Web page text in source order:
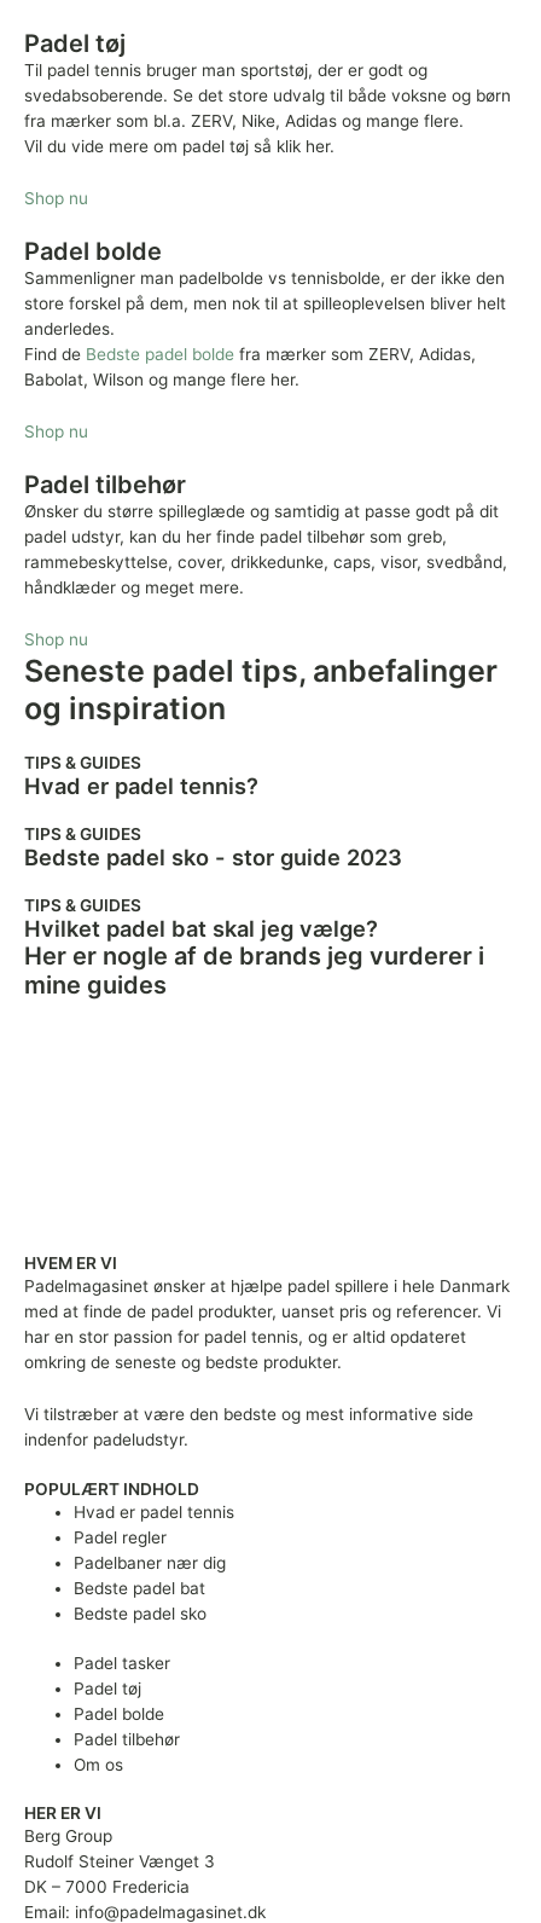
Padel tøj
Til padel tennis bruger man sportstøj, der er godt og
svedabsoberende. Se det store udvalg til både voksne og børn
fra mærker som bl.a. ZERV, Nike, Adidas og mange flere.
Vil du vide mere om padel tøj så klik her.
Shop nu
Padel bolde
Sammenligner man padelbolde vs tennisbolde, er der ikke den
store forskel på dem, men nok til at spilleoplevelsen bliver helt
anderledes.
Find de Bedste padel bolde fra mærker som ZERV, Adidas,
Babolat, Wilson og mange flere her.
Shop nu
Padel tilbehør
Ønsker du større spilleglæde og samtidig at passe godt på dit
padel udstyr, kan du her finde padel tilbehør som greb,
rammebeskyttelse, cover, drikkedunke, caps, visor, svedbånd,
håndklæder og meget mere.
Shop nu
Seneste padel tips, anbefalinger
og inspiration
TIPS & GUIDES
Hvad er padel tennis?
TIPS & GUIDES
Bedste padel sko - stor guide 2023
TIPS & GUIDES
Hvilket padel bat skal jeg vælge?
Her er nogle af de brands jeg vurderer i
mine guides
HVEM ER VI
Padelmagasinet ønsker at hjælpe padel spillere i hele Danmark
med at finde de padel produkter, uanset pris og referencer. Vi
har en stor passion for padel tennis, og er altid opdateret
omkring de seneste og bedste produkter.
Vi tilstræber at være den bedste og mest informative side
indenfor padeludstyr.
POPULÆRT INDHOLD
Hvad er padel tennis
Padel regler
Padelbaner nær dig
Bedste padel bat
Bedste padel sko
Padel tasker
Padel tøj
Padel bolde
Padel tilbehør
Om os
HER ER VI
Berg Group
Rudolf Steiner Vænget 3
DK – 7000 Fredericia
Email: info@padelmagasinet.dk